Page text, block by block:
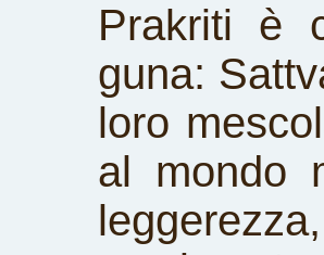
Prakriti è
guna:
loro
al mondo